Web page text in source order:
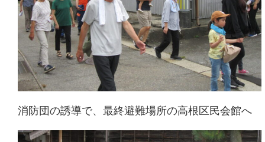
消防団の誘導で、最終避難場所の高根区民会館へ